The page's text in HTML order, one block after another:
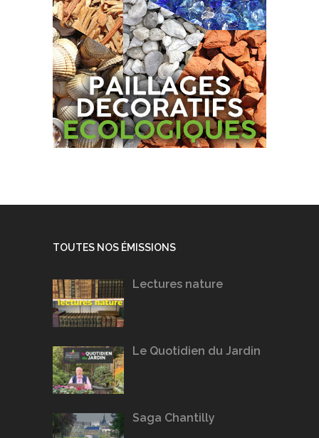
TOUTES NOS ÉMISSIONS
Lectures nature
Le Quotidien du Jardin
Saga Chantilly